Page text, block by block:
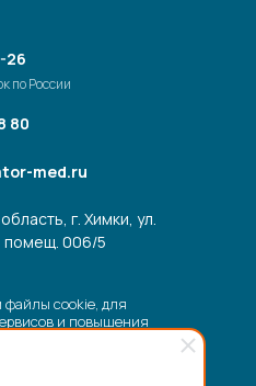
cookie, для
и повышения
сайтом. Если
их использование,
браузера.
26
по России
med.ru
г. Химки, ул.
помещ. 006/5
80